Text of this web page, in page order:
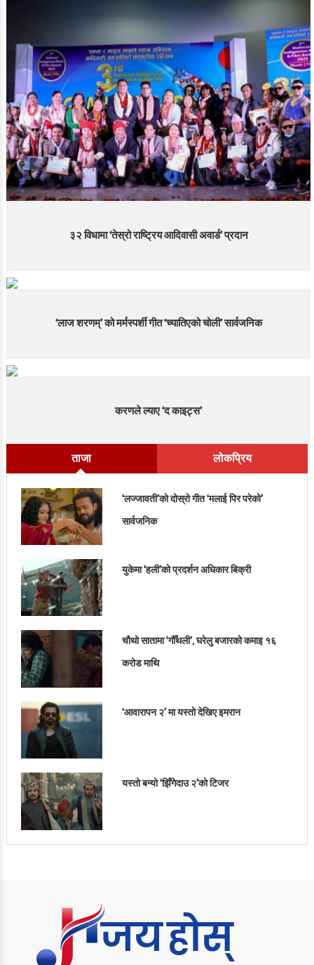
३२ विधामा ‘तेस्रो राष्ट्रिय आदिवासी अवार्ड’ प्रदान
‘लाज शरणम्’ को मर्मस्पर्शी गीत ‘च्यातिएको चोली’ सार्वजनिक
करणले ल्याए ‘द काइट्स’
ताजा लोकप्रिय
‘लज्जावती’को दोस्रो गीत ‘मलाई पिर परेको’
सार्वजनिक
युकेमा ‘हली’को प्रदर्शन अधिकार बिक्री
चौथो सातामा ‘गौँथली’, घरेलु बजारको कमाइ १६
करोड माथि
‘आवारापन २’ मा यस्तो देखिए इमरान
यस्तो बन्यो ‘झिँगेदाउ २’को टिजर